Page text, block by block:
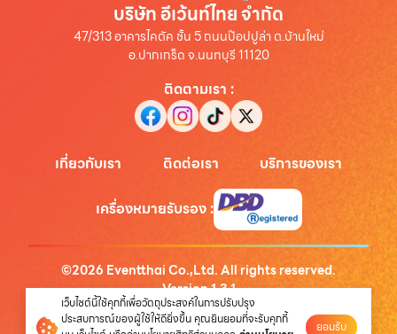
บริษัท อีเว้นท์ไทย จำกัด
47/313 อาคารไคตัค ชั้น 5 ถนนป๊อปปูล่า ต.บ้านใหม่
อ.ปากเกร็ด จ.นนทบุรี 11120
ติดตามเรา :
เกี่ยวกับเรา ติดต่อเรา บริการของเรา
เครื่องหมายรับรอง:
©2026 Eventthai Co.,Ltd. All rights reserved.
Version1.3.1
นโยบายความเป็นส่วนตัว
เว็บไซต์นี้ใช้คุกกี้เพื่อวัตถุประสงค์ในการปรับปรุง
ประสบการณ์ของผู้ใช้ให้ดียิ่งขึ้น คุณยินยอมที่จะรับคุกกี้
ยอมรับ